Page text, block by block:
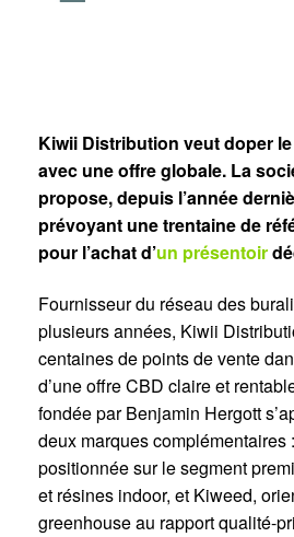
Kiwii Distribution veut doper
avec une offre globale. La
propose, depuis l’année
prévoyant une trentaine de
pour l’achat d’un présentoir
Fournisseur du réseau des
plusieurs années, Kiwii
centaines de points de vente
d’une offre CBD claire et
fondée par Benjamin Hergott
deux marques complémentaires
positionnée sur le segment
et résines indoor, et Kiweed,
greenhouse au rapport qualité-